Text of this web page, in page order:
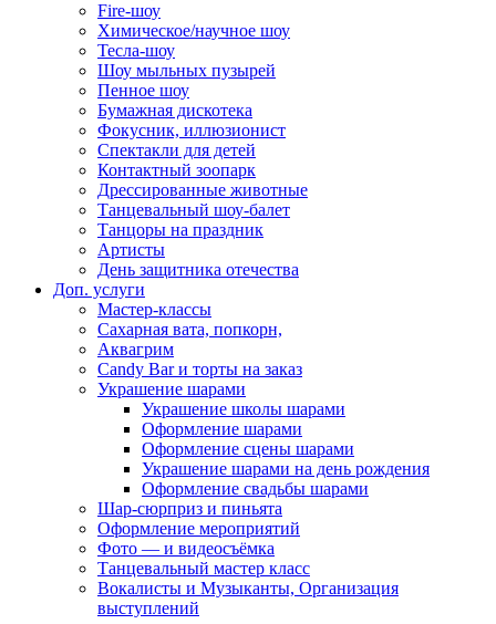
Fire-шоу
Химическое/научное шоу
Тесла-шоу
Шоу мыльных пузырей
Пенное шоу
Бумажная дискотека
Фокусник, иллюзионист
Спектакли для детей
Контактный зоопарк
Дрессированные животные
Танцевальный шоу-балет
Танцоры на праздник
Артисты
День защитника отечества
Доп. услуги
Мастер-классы
Сахарная вата, попкорн,
Аквагрим
Candy Bar и торты на заказ
Украшение шарами
Украшение школы шарами
Оформление шарами
Оформление сцены шарами
Украшение шарами на день рождения
Оформление свадьбы шарами
Шар-сюрприз и пиньята
Оформление мероприятий
Фото — и видеосъёмка
Танцевальный мастер класс
Вокалисты и Музыканты, Организация
выступлений